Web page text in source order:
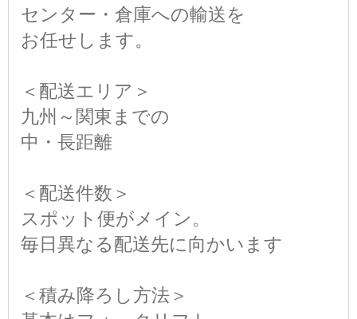
センター・倉庫への輸送を
お任せします。
＜配送エリア＞
九州～関東までの
中・長距離
＜配送件数＞
スポット便がメイン。
毎日異なる配送先に向かいます
＜積み降ろし方法＞